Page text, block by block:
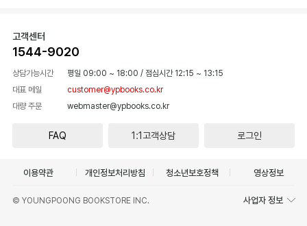
고객센터
1544-9020
상담가능시간 평일 09:00 ~ 18:00 / 점심시간 12:15 ~ 13:15
대표 메일
customer@ypbooks.co.kr
대량 주문
webmaster@ypbooks.co.kr
FAQ 1:1고객상담 로그인
이용약관 개인정보처리방침 청소년보호정책 영상정보
© YOUNGPOONG BOOKSTORE INC. 사업자 정보